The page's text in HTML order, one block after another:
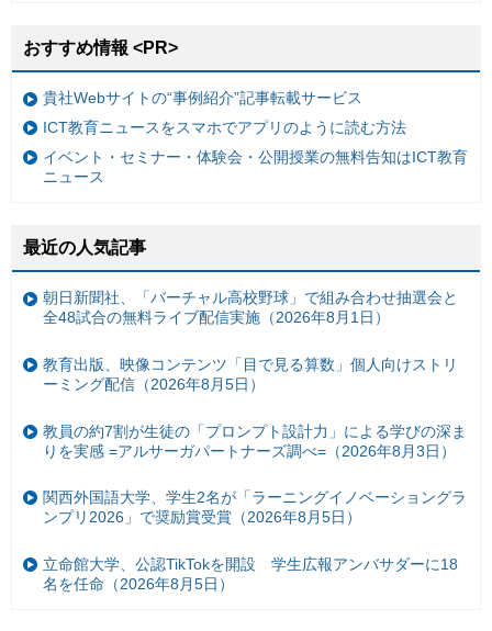
おすすめ情報 <PR>
貴社Webサイトの“事例紹介”記事転載サービス
ICT教育ニュースをスマホでアプリのように読む方法
イベント・セミナー・体験会・公開授業の無料告知はICT教育
ニュース
最近の人気記事
朝日新聞社、「バーチャル高校野球」で組み合わせ抽選会と
全48試合の無料ライブ配信実施（2026年8月1日）
教育出版、映像コンテンツ「目で見る算数」個人向けストリ
ーミング配信（2026年8月5日）
教員の約7割が生徒の「プロンプト設計力」による学びの深ま
りを実感 =アルサーガパートナーズ調べ=（2026年8月3日）
関西外国語大学、学生2名が「ラーニングイノベーショングラ
ンプリ2026」で奨励賞受賞（2026年8月5日）
立命館大学、公認TikTokを開設 学生広報アンバサダーに18
名を任命（2026年8月5日）